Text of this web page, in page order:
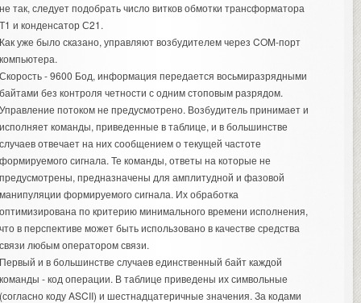
так, следует подобрать число витков обмотки трансформатора
и конденсатор С21.
уже было сказано, управляют возбудителем через COM-порт
- 9600 Бод, информация передается восьмиразрядными
без контроля четности с одним стоповым разрядом.
потоком не предусмотрено. Возбудитель принимает и
команды, приведенные в таблице, и в большинстве
отвечает на них сообщением о текущей частоте
сигнала. Те команды, ответы на которые не
предназначены для амплитудной и фазовой
формируемого сигнала. Их обработка
по критерию минимального времени исполнения,
в перспективе может быть использовано в качестве средства
любымоператором связи.
и в большинстве случаев единственный байт каждой
- код операции. В таблице приведены их символьные
коду ASCII) и шестнадцатеричные значения. За кодами